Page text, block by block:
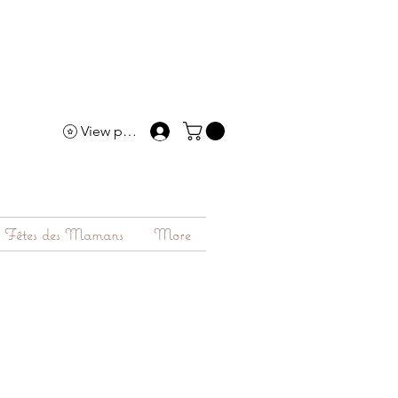
View points
Fêtes des Mamans More